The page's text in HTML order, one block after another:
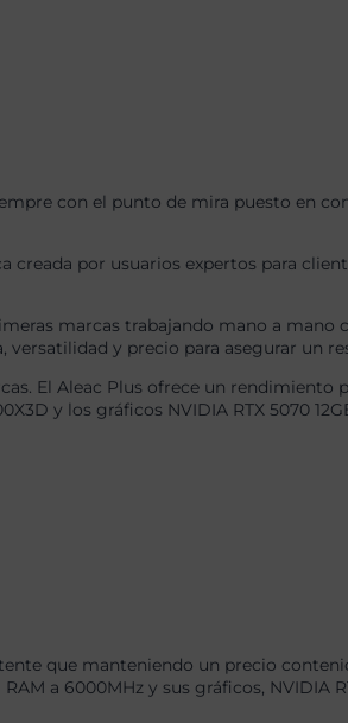
con el punto de mira puesto en
creada por usuarios expertos para
marcas trabajando mano a mano
y precio para asegurar un
El Aleac Plus ofrece un
y los gráficos NVIDIA RTX 5070
que manteniendo un precio
a 6000MHz y sus gráficos, NVIDIA